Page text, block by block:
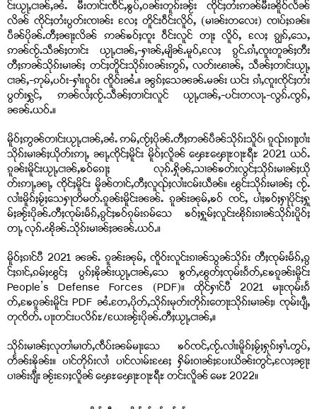
င်းယႂႃႇငၢၼ်ႇၼႆႉ မီးတၢင်းၸဵင်ႇၶွပ်ႇဝၼ်းတူၵ်းၼႂ်း ၸိုင်ႈတႆးဢၼ်မီးၼိူဝ်လႅၼ်
လိၼ် ၸိုင်ႈတႆးပွတ်းၸၢၼ်း လႄႈ တိူင်းဝဵင်းလိူဝ်ႇ (မၢၼ်းတလေး) ၸၢပ်ႈၵၼ်။
ပဵၼ်ပိုၼ်ႉတီႈၼႃႈလိၼ် ဢၼ်ၶဝ်ႈၸူး ဝဵင်းလူင် တႃႈ လိူဝ်ႇ လႄႈ ၵျွၵ်ႇသေႇ
ဢၼ်ၸႂ်ႉသဵၼ်ႈတၢင်း ယႂႃႇငၢၼ်ႇ-ႁၢၼ်ႇမျိၼ်ႉမူဝ်ႇလႄႈ ၵွင်ႉၵၢႆႇၸူးတူၼ်ႈတီး
တီႈဢၼ်သိုၵ်းမၢၼ်ႈ တင်ႈတိူင်းသိုၵ်းဝၼ်းဢွၵ်ႇ လတ်းၽၢၼ်ႇ သဵၼ်ႈတၢင်းယႂႃႇ
ငၢၼ်ႇ-ဢုမ်ႇပဝ်း-ႁၢႆးဝူဝ်း ၸိူဝ်းၼႆႉ။ ၼွၵ်ႈသေၼၼ်ႉမၼ်း ယင်း ၵၢႆႇၸူးၸိုင်ႈတႆး
ပွတ်းႁွင်ႇ ဢၼ်လႆႈၸႂ်ႉသဵၼ်ႈတၢင်းလူင် ယႂႃႇငၢၼ်ႇ-ပင်းတလႃႉ-လွၵ်ႉၸွၵ်ႇ
ၼၼ်ႉယဝ်ႉ။
မိူဝ်ႈဢွၼ်တၢင်းယႂႃႇငၢၼ်ႇၼႆႉ ဢမ်ႇၸႂ်ႈပိုၼ်ႉတီႈဢၼ်ပဵၼ်သိုၵ်းသိူဝ်၊ ၵူၺ်းၵႃႈဝၢႆး
သိုၵ်းမၢၼ်ႈယိုတ်းဢႃႇ ၼႃႇၸိုင်ႈမိူင်း မိူဝ်ႈလိူၼ် ၾေႊၾေႃႊဝႃႊရီႊ 2021 ယဝ်ႉ
ၵူၼ်းမိူင်းယႂႃႇငၢၼ်ႇၶဝ်ၵေႃႈ လုၵ်ႉႁိုၼ်ႇသၢၼ်ၶတ်းလွင်ႈသိုၵ်းမၢၼ်ႈယို
တ်းဢႃႇၼႃႇ ၸိုင်ႈမိူင်း မိူၼ်တၢင်ႇတီႈလူၺ်ႈလၢႆးငမ်းယဵၼ်။ ၽွင်းသိုၵ်းမၢၼ်ႈ ၸႂ်ႉ
လၢႆးမိူၵ်ႈမႂ်ႈသေႁႃတိမတ်ႉၵူၼ်းမိူင်းၼၼ်ႉ ၵူၼ်းၼုမ်ႇၶဝ် ၸင်ႇ ပၢႆႈၶဝ်ႈႁႃပိုင်ႈႁူ
မ်ႈၼႂ်းပိုၼ်ႉတီႈၸုမ်းမႅၵ်ႇၵွင်ႈၶဝ်ၵုမ်းၵမ်သေ ၶဝ်ႈႁူမ်ႈလူင်းၽိုၵ်းၵၢၼ်သိုၵ်းပိူဝ်ႈ
တႃႇ လုၵ်ႉၽိုၼ်ႉသိုၵ်းမၢၼ်ႈၼၼ်ႉယဝ်ႉ။
မိူဝ်ႈၵၢင်ပီ 2021 ၼၼ်ႉ ၵူၼ်းၼုမ်ႇ ၸိူဝ်းလူင်းၵၢၼ်သွၼ်သိုၵ်း တီႈၸုမ်းမႅၵ်ႇၵွ
င်ႈၵၢင်ႇၵမ်ႈၽွင်ႈ ပွၵ်ႈၶိုၼ်းယႂႃႇငၢၼ်ႇသေ ၶွတ်ႇၽွတ်ႈၸုမ်းၵႅတ်ႇၶႄၵူၼ်းမိူင်း
People’s Defense Forces (PDF)။ ထိုင်ႁၢင်ပီ 2021 မႃးၸုမ်းၵႅ
တ်ႇၶႄၵူၼ်းမိူင်း PDF ၼႆႉတႄႇပိုတ်ႇသိုၵ်းမုတ်းတိုၵ်းတေႃးသိုၵ်းမၢၼ်ႈ၊ ၸုမ်းပျီႇ
တုၸိတ်ႉ ပႃးတင်းပလိၵ်ႊ/ယႄးၼႂ်းပိုၼ်ႉတီႈယႂႃႇငၢၼ်ႇ။
သိုၵ်းမၢၼ်ႈလုတၢႆမၢတ်ႇၸဵပ်းၼမ်မႃးသေ ၶဝ်ၸင်ႇၸႂ်ႉလၢႆးမိူၵ်ႈမႂ်ႈႁုၵ်းႁၢႆႉတွပ်ႇ
တႅၼ်းၶိုၼ်း။ ပၢင်တိုၵ်းလၢႆ ပၢင်လၢမ်းၽႄႈ ႁိမ်းဝၢၼ်ႈပႄးယိၼ်းတွင်ႇလႄႈၼႂႃး
ပၢၼ်းၵျီး ၼႂ်းၵႄႈလိူၼ် ၾေႊၾေႃႊဝႃႊရီႊ တင်းလိူၼ် မေႊ 2022။